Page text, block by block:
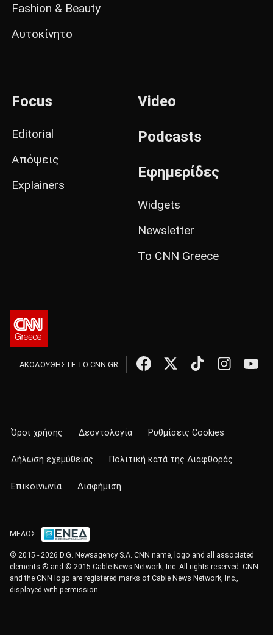
Fashion & Beauty
Αυτοκίνητο
Focus
Editorial
Απόψεις
Explainers
Video
Podcasts
Εφημερίδες
Widgets
Newsletter
Το CNN Greece
ΑΚΟΛΟΥΘΗΣΤΕ ΤΟ CNN.GR
Όροι χρήσης Δεοντολογία Ρυθμίσεις Cookies
Δήλωση εχεμύθειας Πολιτική κατά της Διαφθοράς
Επικοινωνία Διαφήμιση
ΜΕΛΟΣ
© 2015 - 2026 D.G. Newsagency S.A. CNN name, logo and all associated
elements ® and © 2015 Cable News Network, Inc. All rights reserved. CNN
and the CNN logo are registered marks of Cable News Network, Inc.,
displayed with permission